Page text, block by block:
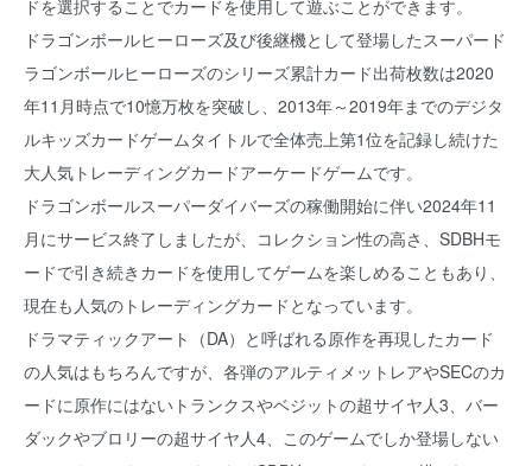
ドを選択することでカードを使用して遊ぶことができます。
ドラゴンボールヒーローズ及び後継機として登場したスーパード
ラゴンボールヒーローズのシリーズ累計カード出荷枚数は2020
年11月時点で10憶万枚を突破し、2013年～2019年までのデジタ
ルキッズカードゲームタイトルで全体売上第1位を記録し続けた
大人気トレーディングカードアーケードゲームです。
ドラゴンボールスーパーダイバーズの稼働開始に伴い2024年11
月にサービス終了しましたが、コレクション性の高さ、SDBHモ
ードで引き続きカードを使用してゲームを楽しめることもあり、
現在も人気のトレーディングカードとなっています。
ドラマティックアート（DA）と呼ばれる原作を再現したカード
の人気はもちろんですが、各弾のアルティメットレアやSECのカ
ードに原作にはないトランクスやベジットの超サイヤ人3、バー
ダックやブロリーの超サイヤ人4、このゲームでしか登場しない